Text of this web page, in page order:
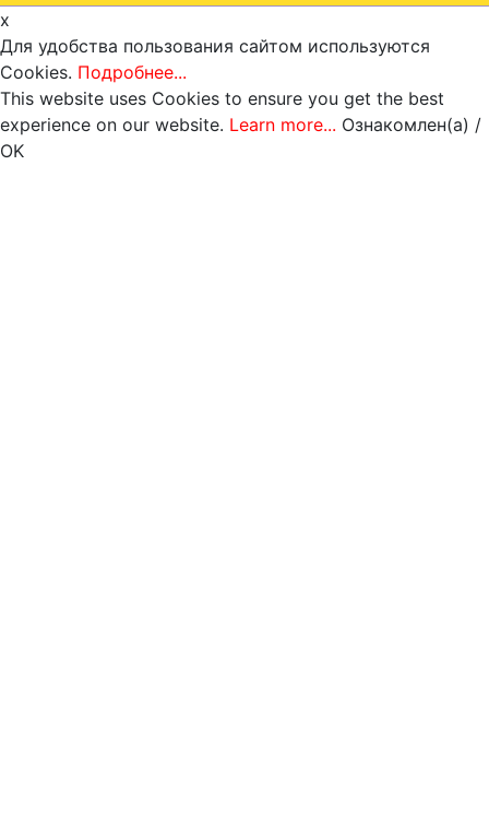
x
Для удобства пользования сайтом используются
Cookies. Подробнее...
This website uses Cookies to ensure you get the best
experience on our website. Learn more... Ознакомлен(а) /
OK